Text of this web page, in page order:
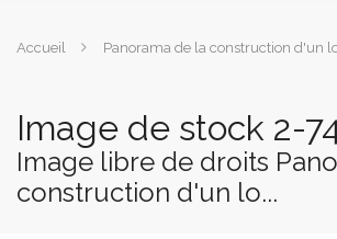
Vous
Accueil Panorama de la construction d'un
Image de stock 2-
Image libre de droits
construction d'un lo...